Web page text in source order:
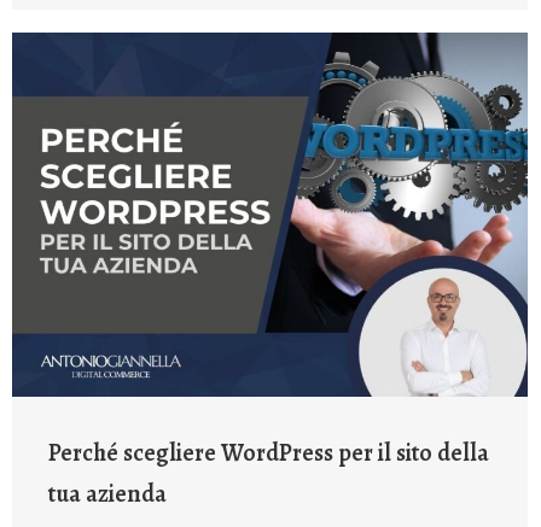
Perché scegliere WordPress per il sito della
tua azienda